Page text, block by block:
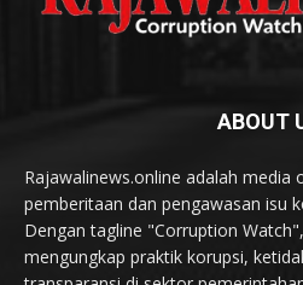
ABOUT
Rajawalinews.online adalah media
pemberitaan dan pengawasan isu
Dengan tagline "Corruption
mengungkap praktik korupsi,